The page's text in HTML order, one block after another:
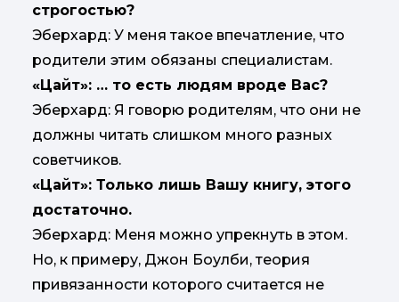
строгостью?
Эберхард: У меня такое впечатление, что
родители этим обязаны специалистам.
«Цайт»: … то есть людям вроде Вас?
Эберхард: Я говорю родителям, что они не
должны читать слишком много разных
советчиков.
«Цайт»: Только лишь Вашу книгу, этого
достаточно.
Эберхард: Меня можно упрекнуть в этом.
Но, к примеру, Джон Боулби, теория
привязанности которого считается не